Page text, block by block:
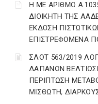
Η ΜΕ ΑΡΙΘΜΟ
ΔΙΟΙΚΗΤΗ ΤΗΣ
ΕΚΔΟΣΗ
ΕΠΙΣΤΡΕΦΟΜΕΝΑ
ΣΛΟΤ 563/2019
ΔΑΠΑΝΩΝ
ΠΕΡΙΠΤΩΣΗ
ΜΙΣΘΩΤΗ,